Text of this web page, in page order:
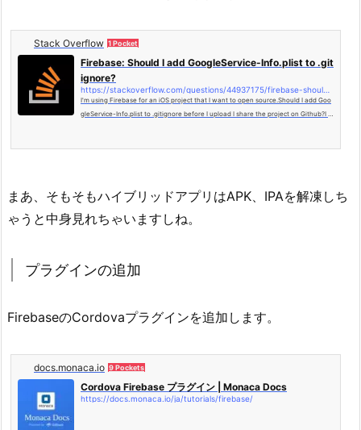
Stack Overflow 1 Pocket
Firebase: Should I add GoogleService-Info.plist to .git
ignore?
I'm using Firebase for an iOS project that I want to open source.Should I add Goo
gleService-Info.plist to .gitignore before I upload I share the project on Github?I k
まあ、そもそもハイブリッドアプリはAPK、IPAを解凍しち
ゃうと中身見れちゃいますしね。
プラグインの追加
FirebaseのCordovaプラグインを追加します。
docs.monaca.io 9 Pockets
Cordova Firebase プラグイン | Monaca Docs
https://docs.monaca.io/ja/tutorials/firebase/